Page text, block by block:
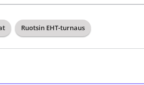
Ruotsin EHT-turnaus